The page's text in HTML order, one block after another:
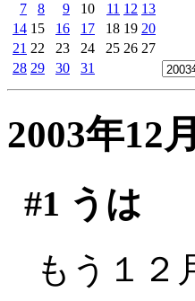
7
8 9 10 11 12 13
14 15 16 17 18 19 20
21 22 23 24 25 26 27
28 29 30 31
2003年12
#1 うは
もう１２